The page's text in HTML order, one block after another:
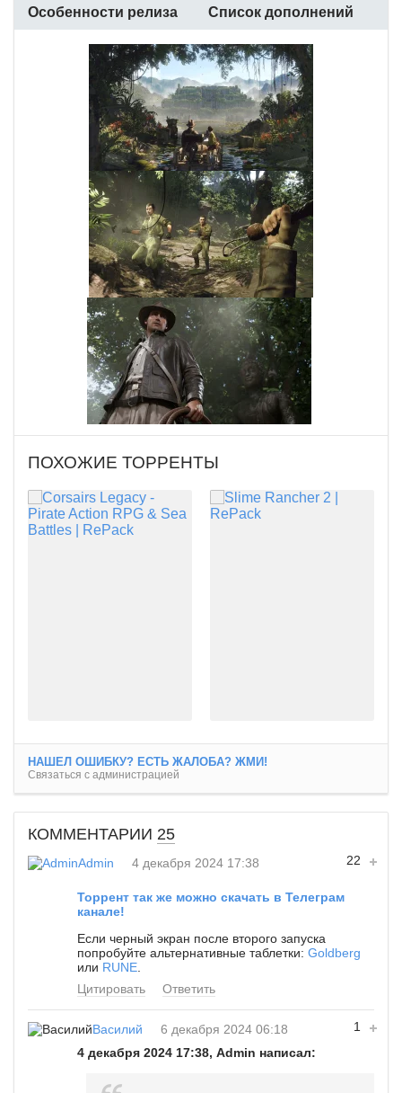
Особенности релиза Список дополнений
ПОХОЖИЕ ТОРРЕНТЫ
НАШЕЛ ОШИБКУ? ЕСТЬ ЖАЛОБА? ЖМИ!
Связаться с администрацией
КОММЕНТАРИИ 25
22
Admin 4 декабря 2024 17:38
Торрент так же можно скачать в Телеграм
канале!
Если черный экран после второго запуска
попробуйте альтернативные таблетки: Goldberg
или RUNE
Цитировать
Ответить
1
Василий
6 декабря 2024 06:18
4 декабря 2024 17:38, Admin написал: